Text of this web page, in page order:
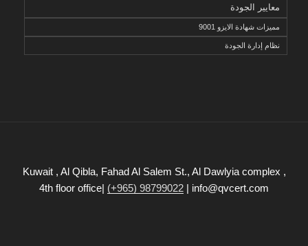
معايير الجودة
مميزات شهادة الايزو 9001
نظام إدارة الجودة
Kuwait , Al Qibla, Fahad Al Salem St., Al Dawlyia complex ,
4th floor office| (+965) 98799022 | info@qvcert.com